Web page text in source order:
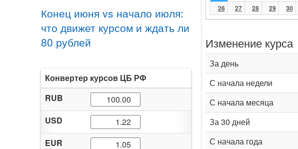
Конец июня vs начало июля:
что движет курсом и ждать ли
80 рублей
Конвертер курсов ЦБ РФ
RUB
USD
EUR
26
27 28 29 30
Изменение курса
За день
С начала недели
С начала месяца
За 30 дней
С начала года